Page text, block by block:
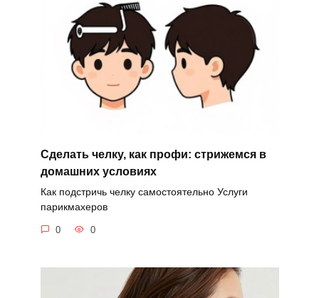
Сделать челку, как профи: стрижемся в
домашних условиях
Как подстричь челку самостоятельно Услуги
парикмахеров
0 0